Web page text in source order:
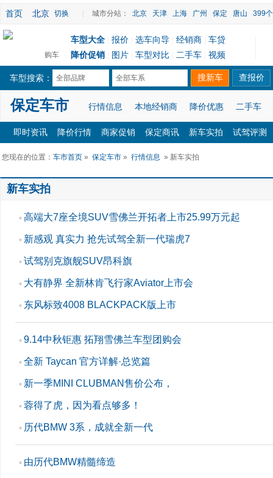
首页 北京 切换 城市分站： 北京 天津 上海 广州 保定 唐山 399
购车
车型大全 报价 选车向导 经销商
车贷
降价促销
图片 车型对比 二手车 视频
车型搜索： 全部品牌 全部车系
保定车市 行情信息 本地经销商 降价优惠 二手车
即时资讯 降价行情 商家促销 保定商讯 新车实拍 试驾评测
您现在的位置： 车市首页 » 保定车市 » 行情信息 » 新车实拍
新车实拍
▪ 高端大7座全境SUV雪佛兰开拓者上市25.99万元起
▪ 新感观 真实力 抢先试驾全新一代瑞虎7
▪ 试驾别克旗舰SUV昂科旗
▪ 大有静界 全新林肯飞行家Aviator上市会
▪ 东风标致4008 BLACKPACK版上市
▪ 9.14中秋钜惠 拓翔雪佛兰车型团购会
▪ 全新 Taycan 官方详解·总览篇
▪ 新一季MINI CLUBMAN售价公布，
▪ 蓉得了虎，因为看点够多！
▪ 历代BMW 3系，成就全新一代
▪ 由历代BMW精髓缔造